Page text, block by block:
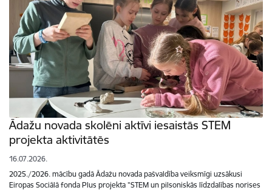
Ādažu novada skolēni aktīvi iesaistās STEM
projekta aktivitātēs
16.07.2026.
2025./2026. mācību gadā Ādažu novada pašvaldība veiksmīgi uzsākusi
Eiropas Sociālā fonda Plus projekta "STEM un pilsoniskās līdzdalības norises